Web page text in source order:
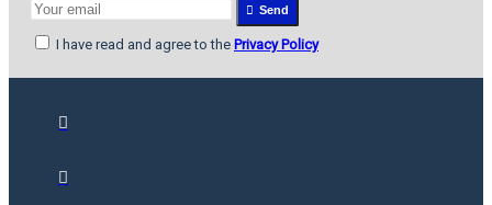
Send
I have read and agree to the Privacy Policy